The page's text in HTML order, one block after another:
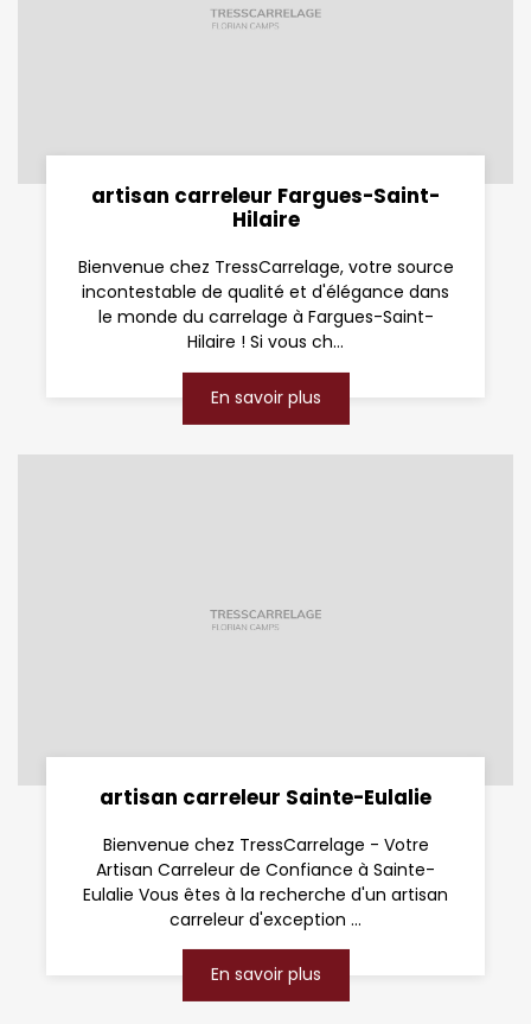
artisan carreleur Fargues-Saint-
Hilaire
Bienvenue chez TressCarrelage, votre source
incontestable de qualité et d'élégance dans
le monde du carrelage à Fargues-Saint-
Hilaire ! Si vous ch...
En savoir plus
artisan carreleur Sainte-Eulalie
Bienvenue chez TressCarrelage - Votre
Artisan Carreleur de Confiance à Sainte-
Eulalie Vous êtes à la recherche d'un artisan
carreleur d'exception ...
En savoir plus